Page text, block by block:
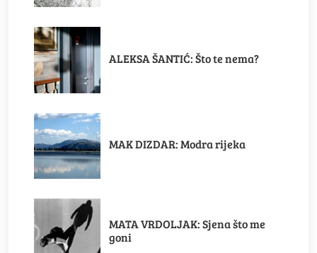
ALEKSA ŠANTIĆ: Što te nema?
MAK DIZDAR: Modra rijeka
MATA VRDOLJAK: Sjena što me
goni